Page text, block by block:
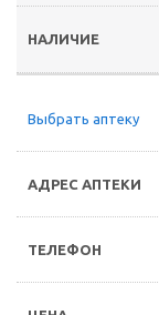
Выбрать аптеку